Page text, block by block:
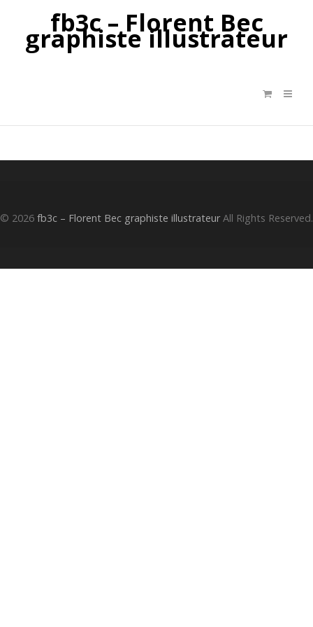
fb3c – Florent Bec
graphiste illustrateur
© 2026 fb3c – Florent Bec graphiste illustrateurAll Rights Reserved.